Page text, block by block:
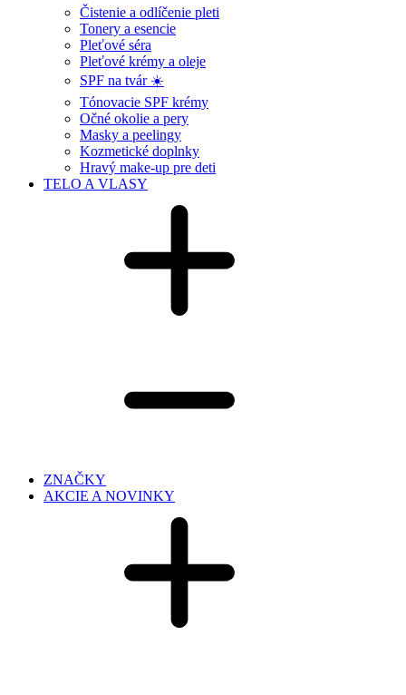
Čistenie a odlíčenie pleti
Tonery a esencie
Pleťové séra
Pleťové krémy a oleje
SPF na tvár ☀️
Tónovacie SPF krémy
Očné okolie a pery
Masky a peelingy
Kozmetické doplnky
Hravý make-up pre deti
TELO A VLASY
ZNAČKY
AKCIE A NOVINKY